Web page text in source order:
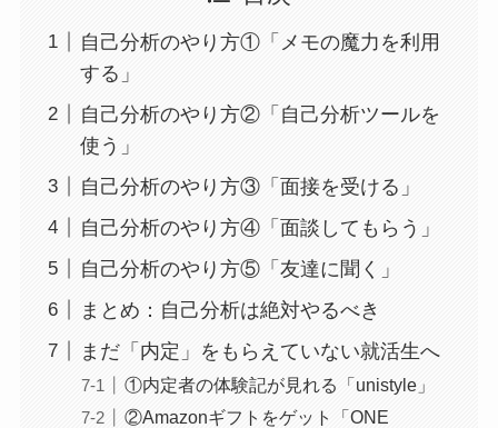
自己分析のやり方①「メモの魔力を利用
する」
自己分析のやり方②「自己分析ツールを
使う」
自己分析のやり方③「面接を受ける」
自己分析のやり方④「面談してもらう」
自己分析のやり方⑤「友達に聞く」
まとめ：自己分析は絶対やるべき
まだ「内定」をもらえていない就活生へ
①内定者の体験記が見れる「unistyle」
②Amazonギフトをゲット「ONE